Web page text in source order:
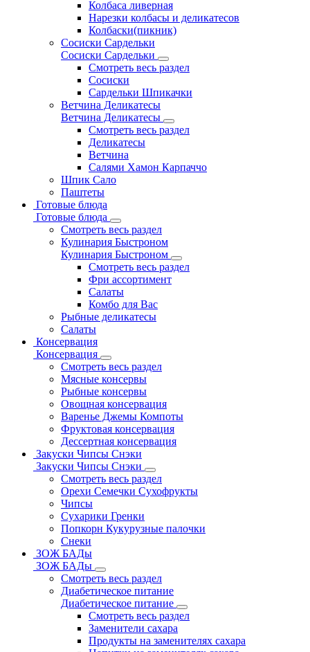
Колбаса ливерная
Нарезки колбасы и деликатесов
Колбаски(пикник)
Сосиски Сардельки
Сосиски Сардельки
Смотреть весь раздел
Сосиски
Сардельки Шпикачки
Ветчина Деликатесы
Ветчина Деликатесы
Смотреть весь раздел
Деликатесы
Ветчина
Салями Хамон Карпаччо
Шпик Сало
Паштеты
Готовые блюда
Готовые блюда
Смотреть весь раздел
Кулинария Быстроном
Кулинария Быстроном
Смотреть весь раздел
Фри ассортимент
Салаты
Комбо для Вас
Рыбные деликатесы
Салаты
Консервация
Консервация
Смотреть весь раздел
Мясные консервы
Рыбные консервы
Овощная консервация
Варенье Джемы Компоты
Фруктовая консервация
Дессертная консервация
Закуски Чипсы Снэки
Закуски Чипсы Снэки
Смотреть весь раздел
Орехи Семечки Сухофрукты
Чипсы
Сухарики Гренки
Попкорн Кукурузные палочки
Снеки
ЗОЖ БАДы
ЗОЖ БАДы
Смотреть весь раздел
Диабетическое питание
Диабетическое питание
Смотреть весь раздел
Заменители сахара
Продукты на заменителях сахара